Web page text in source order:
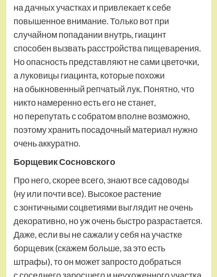
на дачных участках и привлекает к себе
повышенное внимание. Только вот при
случайном попадании внутрь, гиацинт
способен вызвать расстройства пищеварения.
Но опасность представляют не сами цветочки,
а луковицы гиацинта, которые похожи
на обыкновенный репчатый лук. Понятно, что
никто намеренно есть его не станет,
но перепутать с собратом вполне возможно,
поэтому хранить посадочный материал нужно
очень аккуратно.
Борщевик Сосновского
Про него, скорее всего, знают все садоводы
(ну или почти все). Высокое растение
с зонтичными соцветиями выглядит не очень
декоративно, но уж очень быстро разрастается.
Даже, если вы не сажали у себя на участке
борщевик (скажем больше, за это есть
штрафы), то он может запросто добраться